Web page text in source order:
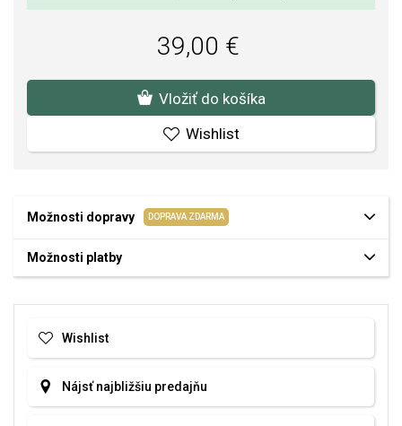
39,00 €
Vložiť do košíka
Wishlist
Možnosti dopravy DOPRAVA ZDARMA
Možnosti platby
Wishlist
Nájsť najbližšiu predajňu